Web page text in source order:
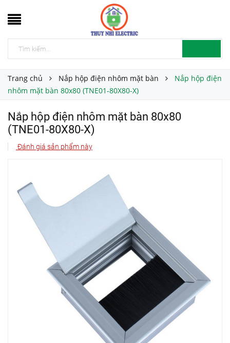
Trang chủ Nắp hộp điện nhôm mặt bàn
Nắp hộp điện
nhôm mặt bàn 80x80 (TNE01-80X80-X)
Nắp hộp điện nhôm mặt bàn 80x80
(TNE01-80X80-X)
Đánh giá sản phẩm này